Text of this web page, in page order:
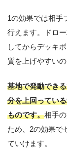
1の効果では相手
行えます。ドロ
してからデッキ
質を上げやすい
墓地で発動でき
分を上回ってい
ものです。相手
ため、2の効果で
ていけます。